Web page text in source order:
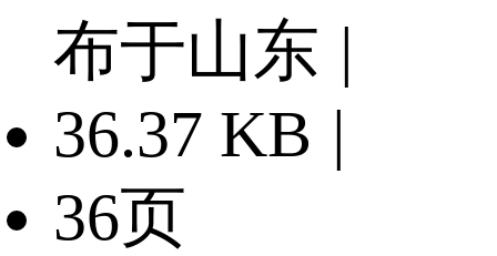
布于山东 |
36.37 KB |
36页